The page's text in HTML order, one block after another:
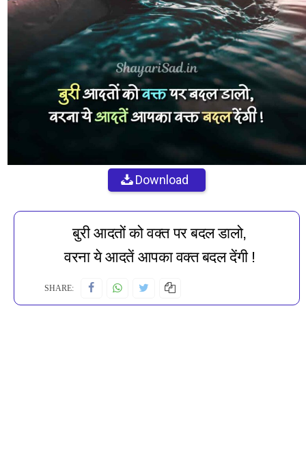
Download
बुरी आदतों को वक्त पर बदल डालो,
वरना ये आदतें आपका वक्त बदल देंगी !
SHARE: